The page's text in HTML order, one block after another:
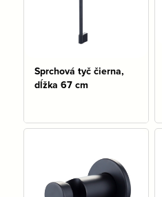
Sprchová tyč čierna,
dĺžka 67 cm